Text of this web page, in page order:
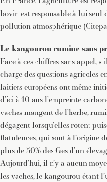
bovin est responsable à lui seul
pollution atmosphérique
Le kangourou rumine sans
Face à ces chiffres sans appel,
charge des questions agricoles
laitiers européens ont même
d’ici à 10 ans l’empreinte
vaches mangent de l’herbe,
dégagent lorsqu’elles rotent
flatulences, qui sont à l’origine
plus de 50% des Ges d’un
Aujourd’hui, il n’y a aucun
les vaches, le kangourou étant